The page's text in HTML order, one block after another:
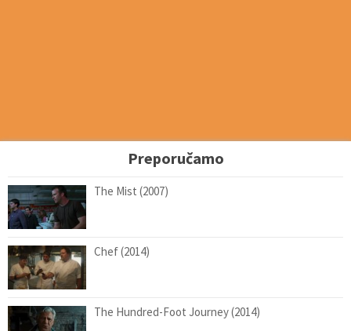
Preporučamo
The Mist (2007)
Chef (2014)
The Hundred-Foot Journey (2014)